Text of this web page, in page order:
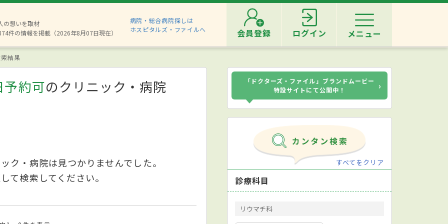
の想いを取材
件の情報を掲載（2026年8月07日現在）
病院・総合病院探しは
ホスピタルズ・ファイルへ
会員登録 ログイン メニュー
結果
約可のクリニック・病院
ク・病院は見つかりませんでした。
て検索してください。
「ドクターズ・ファイル」ブランドムービー
特設サイトにて公開中！
›
すべてをクリア
診療科目
リウマチ科